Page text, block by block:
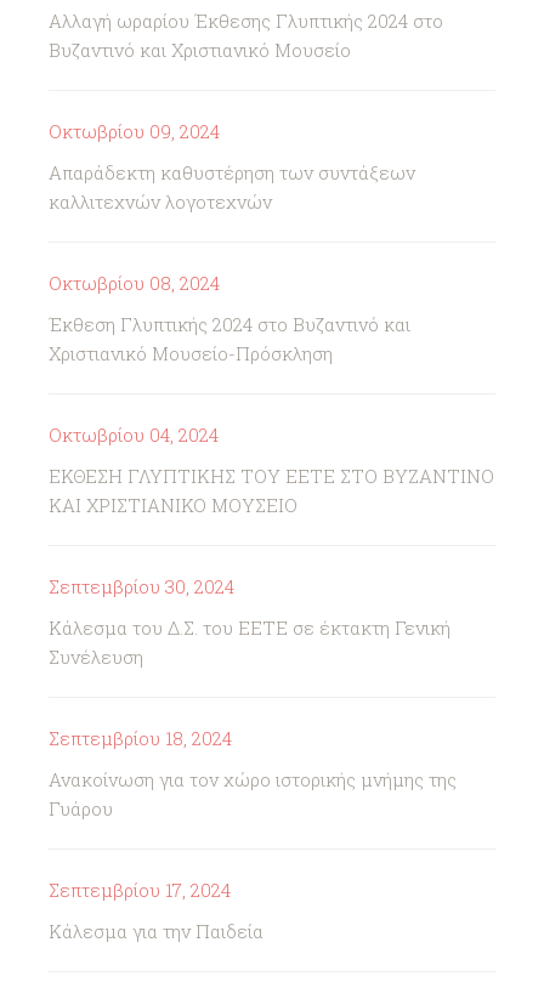
Αλλαγή ωραρίου Έκθεσης Γλυπτικής 2024 στο
Βυζαντινό και Χριστιανικό Μουσείο
Οκτωβρίου 09, 2024
Απαράδεκτη καθυστέρηση των συντάξεων
καλλιτεχνών λογοτεχνών
Οκτωβρίου 08, 2024
Έκθεση Γλυπτικής 2024 στο Βυζαντινό και
Χριστιανικό Μουσείο-Πρόσκληση
Οκτωβρίου 04, 2024
ΕΚΘΕΣΗ ΓΛΥΠΤΙΚΗΣ ΤΟΥ ΕΕΤΕ ΣΤΟ ΒΥΖΑΝΤΙΝΟ
ΚΑΙ ΧΡΙΣΤΙΑΝΙΚΟ ΜΟΥΣΕΙΟ
Σεπτεμβρίου 30, 2024
Κάλεσμα του Δ.Σ. του ΕΕΤΕ σε έκτακτη Γενική
Συνέλευση
Σεπτεμβρίου 18, 2024
Ανακοίνωση για τον χώρο ιστορικής μνήμης της
Γυάρου
Σεπτεμβρίου 17, 2024
Κάλεσμα για την Παιδεία